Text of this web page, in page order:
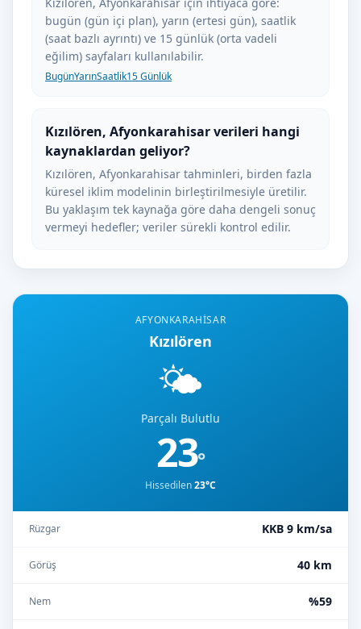
AFYONKARAHISAR
Kızılören
🌤️
Parçalı Bulutlu
23°
Hissedilen23°C
Rüzgar KKB 9 km/sa
Görüş 40 km
Nem %59
bugün (gün içi plan), yarın (ertesi gün), saatlik
(saat bazlı ayrıntı) ve 15 günlük (orta vadeli
eğilim) sayfaları kullanılabilir.
BugünYarınSaatlik15 Günlük
Kızılören, Afyonkarahisar verileri hangi
kaynaklardan geliyor?
Kızılören, Afyonkarahisar tahminleri, birden fazla
küresel iklim modelinin birleştirilmesiyle üretilir.
Bu yaklaşım tek kaynağa göre daha dengeli sonuç
vermeyi hedefler; veriler sürekli kontrol edilir.